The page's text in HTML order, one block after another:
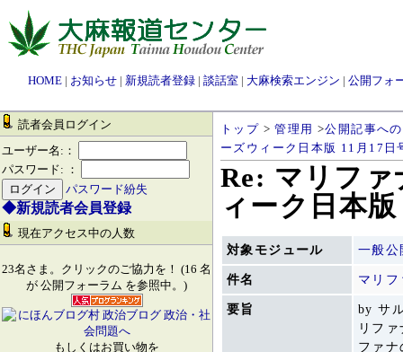
HOME | お知らせ | 新規読者登録 | 談話室 | 大麻検索エンジン | 公開フォ
読者会員ログイン
ユーザー名:：
パスワード: ：
パスワード紛失
◆新規読者会員登録
現在アクセス中の人数
23名さま。クリックのご協力を！ (16 名
が 公開フォーラム を参照中。)
もしくはお買い物を
トップ >管理用 >公開記事へ
ーズウィーク日本版 11月17日
Re: マリフ
ィーク日本
対象モジュール 一般公
件名 マリ
要旨
by サ
リフ
ファ